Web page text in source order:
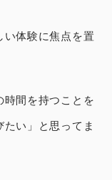
い体験に焦点を置
時間を持つことを
い」と思ってま